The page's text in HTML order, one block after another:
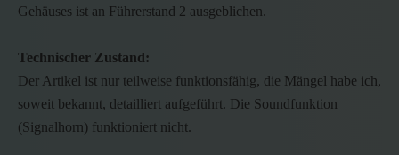
Gehäuses ist an Führerstand 2 ausgeblichen.
Technischer Zustand:
Der Artikel ist nur teilweise funktionsfähig, die Mängel habe ich,
soweit bekannt, detailliert aufgeführt. Die Soundfunktion
(Signalhorn) funktioniert nicht.